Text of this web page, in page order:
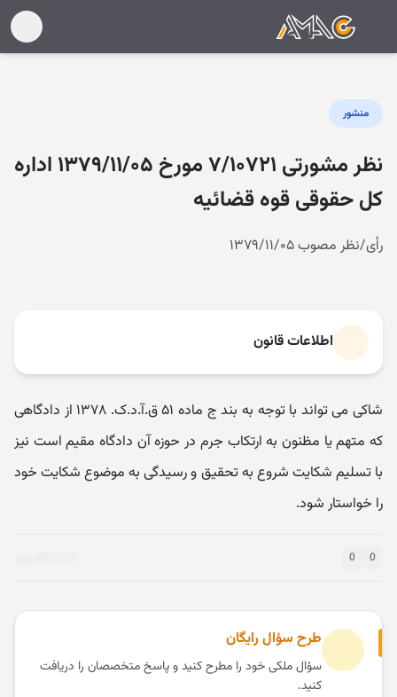
منشور
نظر مشورتی ۷/۱۰۷۲۱ مورخ ۱۳۷۹/۱۱/۰۵ اداره
کل حقوقی قوه قضائیه
رأی/نظر مصوب ۱۳۷۹/۱۱/۰۵
اطلاعات قانون
شاکی می تواند با توجه به بند ج ماده ۵۱ ق.آ.د.ک. ۱۳۷۸ از دادگاهی
که متهم یا مظنون به ارتکاب جرم در حوزه آن دادگاه مقیم است نیز
با تسلیم شکایت شروع به تحقیق و رسیدگی به موضوع شکایت خود
را خواستار شود.
0
0
طرح سؤال رایگان
سؤال ملکی خود را مطرح کنید و پاسخ متخصصان را دریافت
کنید.